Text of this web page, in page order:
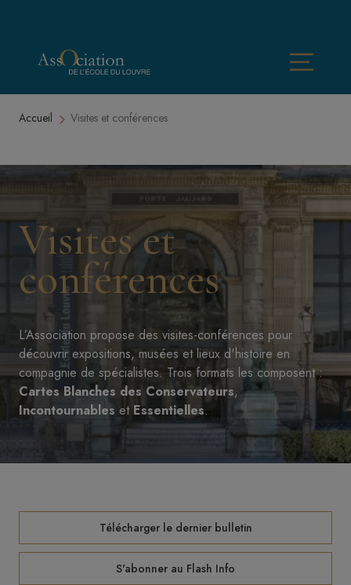
Fil d'Ariane
Accueil Visites et conférences
Visites et
conférences
L’Association propose des visites-conférences pour
découvrir expositions, musées et lieux d'histoire en
compagnie de spécialistes. Trois formats les composent :
Cartes Blanches des Conservateurs,
Incontournables et Essentielles.
Télécharger le dernier bulletin
S'abonner au Flash Info